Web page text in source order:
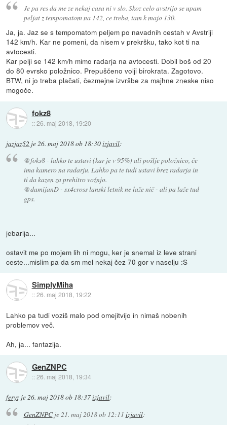
Je pa res da me ze nekaj casa ni v slo. Skoz celo avstrijo se upam
peljat z tempomatom na 142, ce treba, tam k majo 130.
Ja, ja. Jaz se s tempomatom peljem po navadnih cestah v Avstriji
142 km/h. Kar ne pomeni, da nisem v prekršku, tako kot ti na
avtocesti.
Kar pelji se 142 km/h mimo radarja na avtocesti. Dobil boš od 20
do 80 evrsko položnico. Prepuščeno volji birokrata. Zagotovo.
BTW, ni jo treba plačati, čezmejne izvršbe za majhne zneske niso
mogoče.
fokz8
::26. maj 2018, 19:20
jazjaz52 je 26. maj 2018 ob 18:30izjavil:
@foks8 - lahko te ustavi (kar je v 95%) ali pošlje položnico, če
ima kamero na radarju. Lahko pa te tudi ustavi brez radarja in
ti da kazen za prehitro vožnjo.
@damijanD - sx4cross lanski letnik ne laže nič - ali pa laže tud
gps.
jebarija...
ostavit me po mojem lih ni mogu, ker je snemal iz leve strani
ceste...mislim pa da sm mel nekaj čez 70 gor v naselju :S
SimplyMiha
::26. maj 2018, 19:22
Lahko pa tudi voziš malo pod omejitvijo in nimaš nobenih
problemov več.
Ah, ja... fantazija.
GenZNPC
::26. maj 2018, 19:34
feryz je26. maj 2018 ob 18:37izjavil:
GenZNPCje 21. maj 2018 ob 12:11 izjavil: